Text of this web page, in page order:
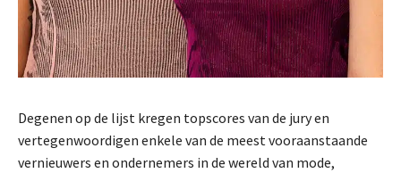
Degenen op de lijst kregen topscores van de jury en
vertegenwoordigen enkele van de meest vooraanstaande
vernieuwers en ondernemers in de wereld van mode,